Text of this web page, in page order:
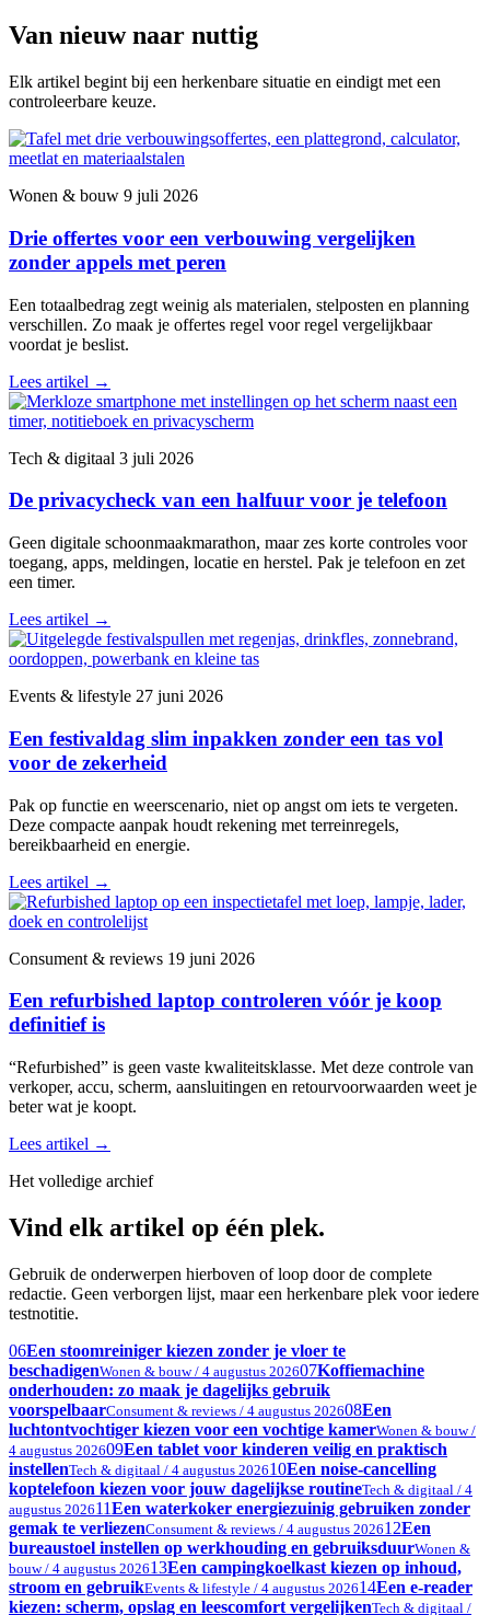
Van nieuw naar nuttig
Elk artikel begint bij een herkenbare situatie en eindigt met een
controleerbare keuze.
Wonen & bouw 9 juli 2026
Drie offertes voor een verbouwing vergelijken
zonder appels met peren
Een totaalbedrag zegt weinig als materialen, stelposten en planning
verschillen. Zo maak je offertes regel voor regel vergelijkbaar
voordat je beslist.
Lees artikel →
Tech & digitaal 3 juli 2026
De privacycheck van een halfuur voor je telefoon
Geen digitale schoonmaakmarathon, maar zes korte controles voor
toegang, apps, meldingen, locatie en herstel. Pak je telefoon en zet
een timer.
Lees artikel →
Events & lifestyle 27 juni 2026
Een festivaldag slim inpakken zonder een tas vol
voor de zekerheid
Pak op functie en weerscenario, niet op angst om iets te vergeten.
Deze compacte aanpak houdt rekening met terreinregels,
bereikbaarheid en energie.
Lees artikel →
Consument & reviews 19 juni 2026
Een refurbished laptop controleren vóór je koop
definitief is
“Refurbished” is geen vaste kwaliteitsklasse. Met deze controle van
verkoper, accu, scherm, aansluitingen en retourvoorwaarden weet je
beter wat je koopt.
Lees artikel →
Het volledige archief
Vind elk artikel op één plek.
Gebruik de onderwerpen hierboven of loop door de complete
redactie. Geen verborgen lijst, maar een herkenbare plek voor iedere
testnotitie.
06Een stoomreiniger kiezen zonder je vloer te
beschadigenWonen & bouw / 4 augustus 202607Koffiemachine
onderhouden: zo maak je dagelijks gebruik
voorspelbaarConsument & reviews / 4 augustus 202608Een
luchtontvochtiger kiezen voor een vochtige kamerWonen & bouw /
4 augustus 202609Een tablet voor kinderen veilig en praktisch
instellenTech & digitaal / 4 augustus 202610Een noise-cancelling
koptelefoon kiezen voor jouw dagelijkse routineTech & digitaal / 4
augustus 202611Een waterkoker energiezuinig gebruiken zonder
gemak te verliezenConsument & reviews / 4 augustus 202612Een
bureaustoel instellen op werkhouding en gebruiksduurWonen &
bouw / 4 augustus 202613Een campingkoelkast kiezen op inhoud,
stroom en gebruikEvents & lifestyle / 4 augustus 202614Een e-reader
kiezen: scherm, opslag en leescomfort vergelijkenTech & digitaal /